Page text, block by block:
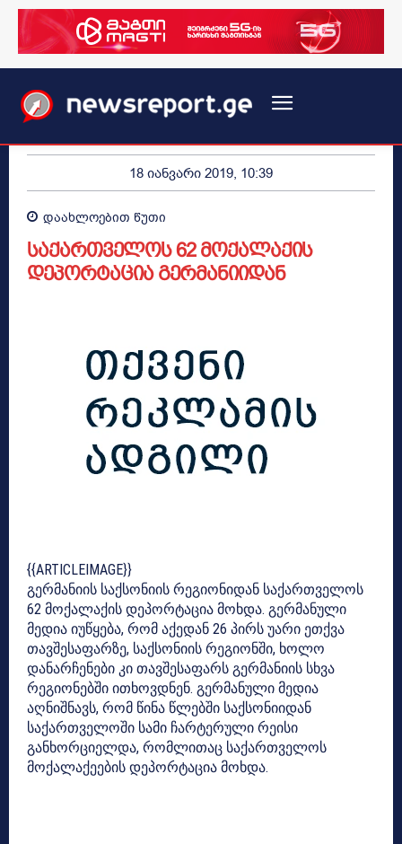
18 იანვარი 2019, 10:39
დაახლოებით წუთი
საქართველოს 62 მოქალაქის
დეპორტაცია გერმანიიდან
{{ARTICLEIMAGE}}
გერმანიის საქსონიის რეგიონიდან საქართველოს
62 მოქალაქის დეპორტაცია მოხდა. გერმანული
მედია იუწყება, რომ აქედან 26 პირს უარი ეთქვა
თავშესაფარზე, საქსონიის რეგიონში, ხოლო
დანარჩენები კი თავშესაფარს გერმანიის სხვა
რეგიონებში ითხოვდნენ. გერმანული მედია
აღნიშნავს, რომ წინა წლებში საქსონიიდან
საქართველოში სამი ჩარტერული რეისი
განხორციელდა, რომლითაც საქართველოს
მოქალაქეების დეპორტაცია მოხდა.